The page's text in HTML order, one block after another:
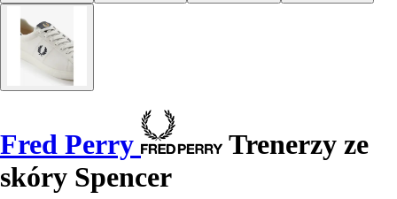
Fred Perry
Trenerzy ze
skóry Spencer